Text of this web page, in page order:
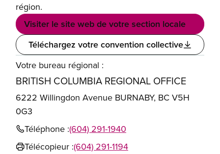
région.
Visiter le site web de votre section locale
Téléchargez votre convention collective
Votre bureau régional :
BRITISH COLUMBIA REGIONAL OFFICE
6222 Willingdon Avenue BURNABY, BC V5H
0G3
Téléphone :(604) 291-1940
Télécopieur :(604) 291-1194